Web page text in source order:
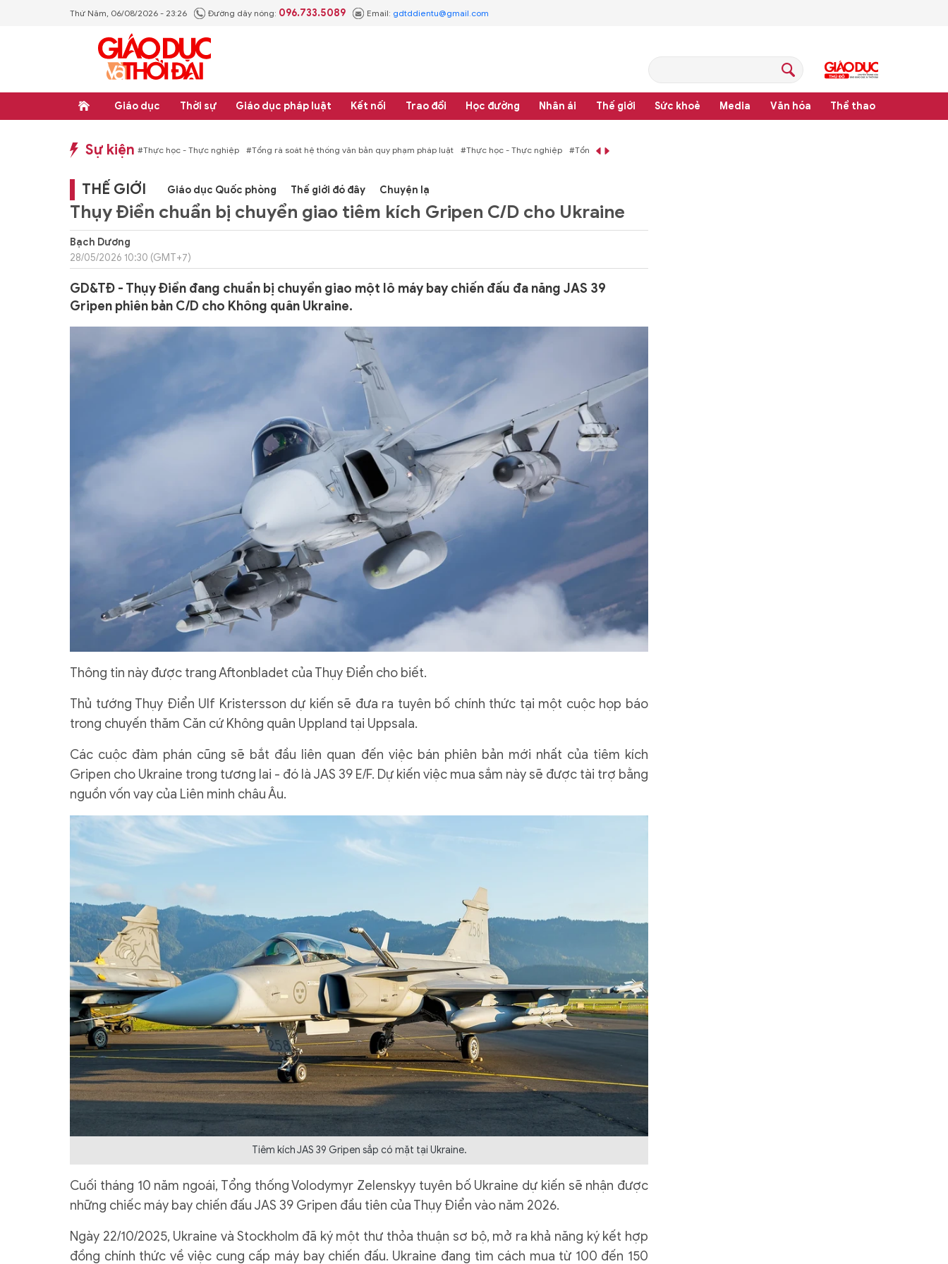
Thứ Năm, 06/08/2026 - 23:26 Đường dây nóng: 096.733.5089 Email: gdtddientu@gmail.com
Giáo dục Thời sự Giáo dục pháp luật Kết nối Trao đổi Học đường Nhân ái Thế giới Sức khoẻ Media Văn hóa Thể thao
Sự kiện
văn bản quy phạm pháp luật #Thực học - Thực nghiệp #Tổng rà soát hệ thống văn bản quy phạm pháp luật #Thực học - Thực nghiệp #Tổng rà soát hệ thống văn bản quy phạm pháp luật
THẾ GIỚI Giáo dục Quốc phòng Thế giới đó đây Chuyện lạ
Thụy Điển chuẩn bị chuyển giao tiêm kích Gripen C/D cho Ukraine
Bạch Dương
28/05/2026 10:30 (GMT+7)
GD&TĐ - Thụy Điển đang chuẩn bị chuyển giao một lô máy bay chiến đấu đa năng JAS 39
Gripen phiên bản C/D cho Không quân Ukraine.
Thông tin này được trang Aftonbladet của Thụy Điển cho biết.
Thủ tướng Thụy Điển Ulf Kristersson dự kiến ​​sẽ đưa ra tuyên bố chính thức tại một cuộc họp báo
trong chuyến thăm Căn cứ Không quân Uppland tại Uppsala.
Các cuộc đàm phán cũng sẽ bắt đầu liên quan đến việc bán phiên bản mới nhất của tiêm kích
Gripen cho Ukraine trong tương lai - đó là JAS 39 E/F. Dự kiến ​​việc mua sắm này sẽ được tài trợ bằng
nguồn vốn vay của Liên minh châu Âu.
Tiêm kích JAS 39 Gripen sắp có mặt tại Ukraine.
Cuối tháng 10 năm ngoái, Tổng thống Volodymyr Zelenskyy tuyên bố Ukraine dự kiến ​​sẽ nhận được
những chiếc máy bay chiến đấu JAS 39 Gripen đầu tiên của Thụy Điển vào năm 2026.
Ngày 22/10/2025, Ukraine và Stockholm đã ký một thư thỏa thuận sơ bộ, mở ra khả năng ký kết hợp
đồng chính thức về việc cung cấp máy bay chiến đấu. Ukraine đang tìm cách mua từ 100 đến 150